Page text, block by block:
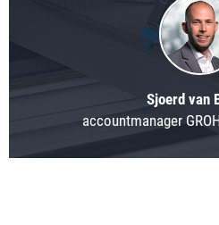
Sjoerd van
accountmanager